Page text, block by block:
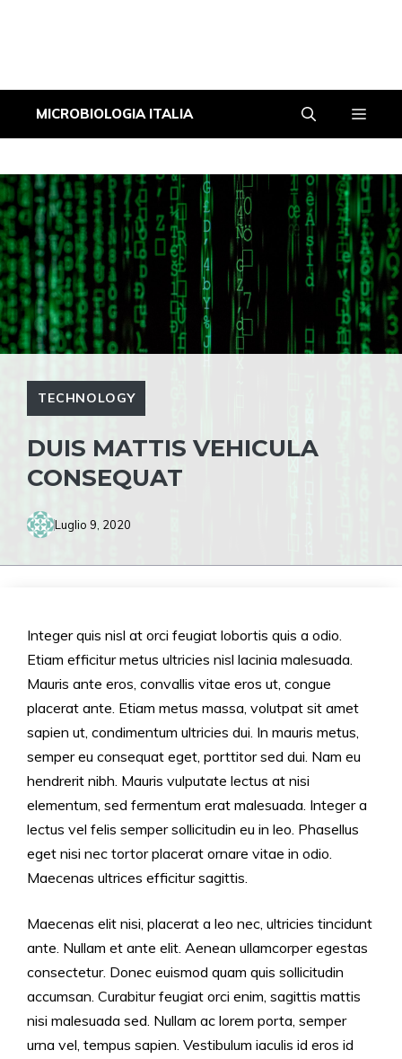
MICROBIOLOGIA ITALIA Menu
TECHNOLOGY
DUIS MATTIS VEHICULA
CONSEQUAT
Luglio 9, 2020
Integer quis nisl at orci feugiat lobortis quis a odio.
Etiam efficitur metus ultricies nisl lacinia malesuada.
Mauris ante eros, convallis vitae eros ut, congue
placerat ante. Etiam metus massa, volutpat sit amet
sapien ut, condimentum ultricies dui. In mauris metus,
semper eu consequat eget, porttitor sed dui. Nam eu
hendrerit nibh. Mauris vulputate lectus at nisi
elementum, sed fermentum erat malesuada. Integer a
lectus vel felis semper sollicitudin eu in leo. Phasellus
eget nisi nec tortor placerat ornare vitae in odio.
Maecenas ultrices efficitur sagittis.
Maecenas elit nisi, placerat a leo nec, ultricies tincidunt
ante. Nullam et ante elit. Aenean ullamcorper egestas
consectetur. Donec euismod quam quis sollicitudin
accumsan. Curabitur feugiat orci enim, sagittis mattis
nisi malesuada sed. Nullam ac lorem porta, semper
urna vel, tempus sapien. Vestibulum iaculis id eros id